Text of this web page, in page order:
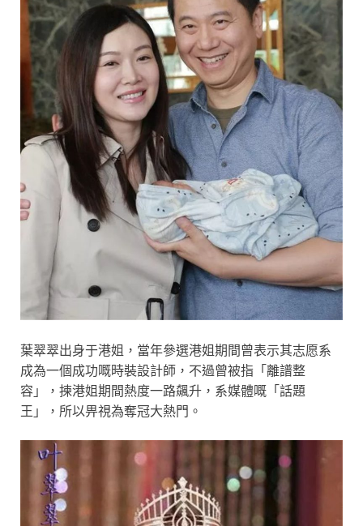
葉翠翠出身于港姐，當年參選港姐期間曾表示其志愿系
成為一個成功嘅時裝設計師，不過曾被指「離譜整
容」，揀港姐期間熱度一路飆升，系媒體嘅「話題
王」，所以畀視為奪冠大熱門。